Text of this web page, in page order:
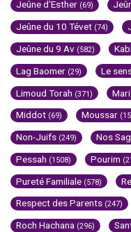
Jeûne d'Esther (69)
Jeûne du 10 Tévet (74)
Jeûne du 9 Av (582)
Lag Baomer (29) Le
Limoud Torah (371)
Middot (69) Moussar
Non-Juifs (249) Nos
Pessah (1508) Pourim
Pureté Familiale (578)
Respect des Parents (247)
Roch Hachana (296)